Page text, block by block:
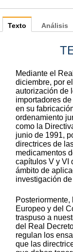
Texto
Mediante el
diciembre, por
autorización de
importadores
en su
ordenamiento
como la
junio de 1991,
directrices de
medicamentos
capítulos V y VI
ámbito de
investigación
Europeo y del
traspuso a
del Real
regulan los
que las
Análisis